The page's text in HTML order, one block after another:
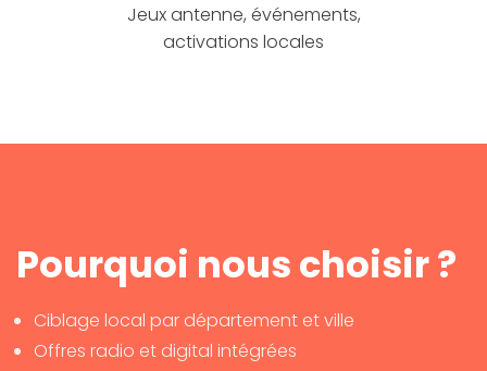
Jeux antenne, événements,
activations locales
Pourquoi nous choisir ?
Ciblage local par département et ville
Offres radio et digital intégrées